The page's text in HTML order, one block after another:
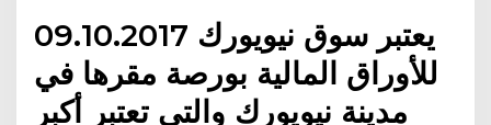
09.10.2017 يعتبر سوق نيويورك
للأوراق المالية بورصة مقرها في
مدينة نيويورك والتي تعتبر أكبر